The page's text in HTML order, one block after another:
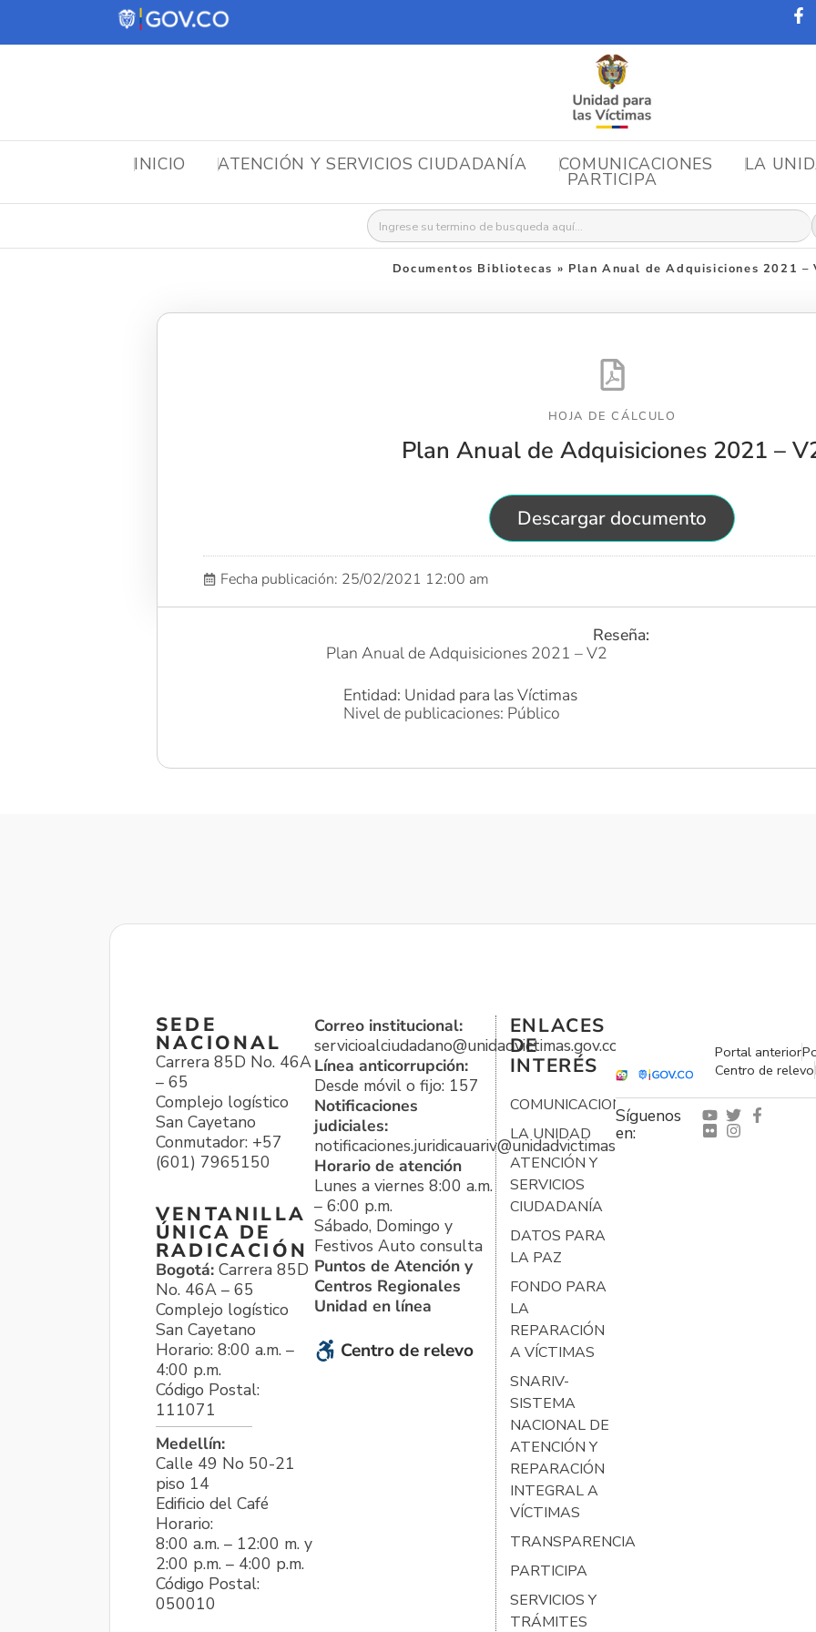
INICIO ATENCIÓN Y SERVICIOS CIUDADANÍA COMUNICACIONES LA
PARTICIPA
Buscar:
Documentos Bibliotecas » Plan Anual de Adquisiciones 2021 –
HOJA DE CÁLCULO
Plan Anual de Adquisiciones 2021 –
Descargar documento
Fecha publicación: 25/02/2021 12:00 am
Reseña:
Plan Anual de Adquisiciones 2021 – V2
Entidad: Unidad para las Víctimas
Nivel de publicaciones: Público
SEDE
NACIONAL
Carrera 85D No. 46A
– 65
Complejo logístico
San Cayetano
Conmutador: +57
(601) 7965150
VENTANILLA
ÚNICA DE
RADICACIÓN
Bogotá: Carrera 85D
No. 46A – 65
Complejo logístico
San Cayetano
Horario: 8:00 a.m. –
4:00 p.m.
Código Postal:
111071
Medellín:
Calle 49 No 50-21
piso 14
Edificio del Café
Horario:
8:00 a.m. – 12:00 m. y
2:00 p.m. – 4:00 p.m.
Código Postal:
050010
Correo institucional:
servicioalciudadano@unidadvictimas.gov.co
Línea anticorrupción:
Desde móvil o fijo: 157
Notificaciones
judiciales:
notificaciones.juridicauariv@unidadvictimas.gov.co
Horario de atención
Lunes a viernes 8:00 a.m.
– 6:00 p.m.
Sábado, Domingo y
Festivos Auto consulta
Puntos de Atención y
Centros Regionales
Unidad en línea
Centro de relevo
ENLACES
DE
INTERÉS
COMUNICACIONES
LA UNIDAD
ATENCIÓN Y
SERVICIOS
CIUDADANÍA
DATOS PARA
LA PAZ
FONDO PARA
LA
REPARACIÓN
A VÍCTIMAS
SNARIV-
SISTEMA
NACIONAL DE
ATENCIÓN Y
REPARACIÓN
INTEGRAL A
VÍCTIMAS
TRANSPARENCIA
PARTICIPA
SERVICIOS Y
TRÁMITES
Portal anterior
Centro de relevo
Síguenos
en: